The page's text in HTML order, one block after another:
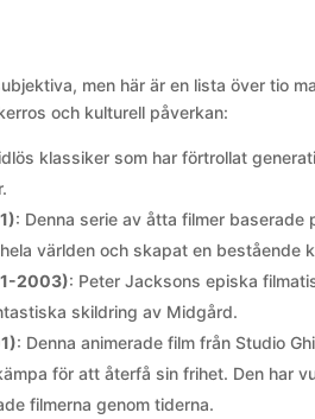
men här är en lista över tio
och kulturell påverkan:
klassiker som har förtrollat
: Denna serie av åtta filmer
världen och skapat en bestående
2003): Peter Jacksons episka
skildring av Midgård.
: Denna animerade film från Studio
för att återfå sin frihet. Den har
filmerna genom tiderna.